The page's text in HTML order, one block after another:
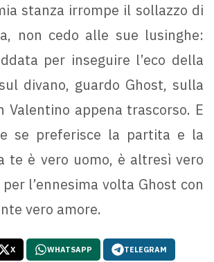
stanza irrompe il sollazzo di
non cedo alle sue lusinghe:
per inseguire l’eco della
divano, guardo Ghost, sulla
Valentino appena trascorso. E
se preferisce la partita e la
te è vero uomo, è altresì vero
l’ennesima volta Ghost con
vero amore.
X WHATSAPP TELEGRAM